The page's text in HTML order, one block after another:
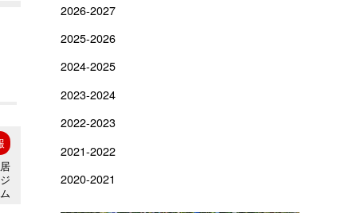
2026-2027
2025-2026
2024-2025
2023-2024
2022-2023
2021-2022
2020-2021